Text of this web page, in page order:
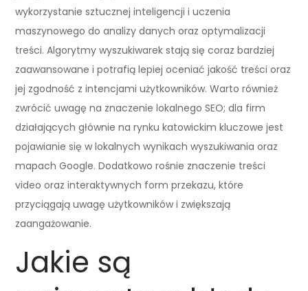
wykorzystanie sztucznej inteligencji i uczenia
maszynowego do analizy danych oraz optymalizacji
treści. Algorytmy wyszukiwarek stają się coraz bardziej
zaawansowane i potrafią lepiej oceniać jakość treści oraz
jej zgodność z intencjami użytkowników. Warto również
zwrócić uwagę na znaczenie lokalnego SEO; dla firm
działających głównie na rynku katowickim kluczowe jest
pojawianie się w lokalnych wynikach wyszukiwania oraz
mapach Google. Dodatkowo rośnie znaczenie treści
video oraz interaktywnych form przekazu, które
przyciągają uwagę użytkowników i zwiększają
zaangażowanie.
Jakie są